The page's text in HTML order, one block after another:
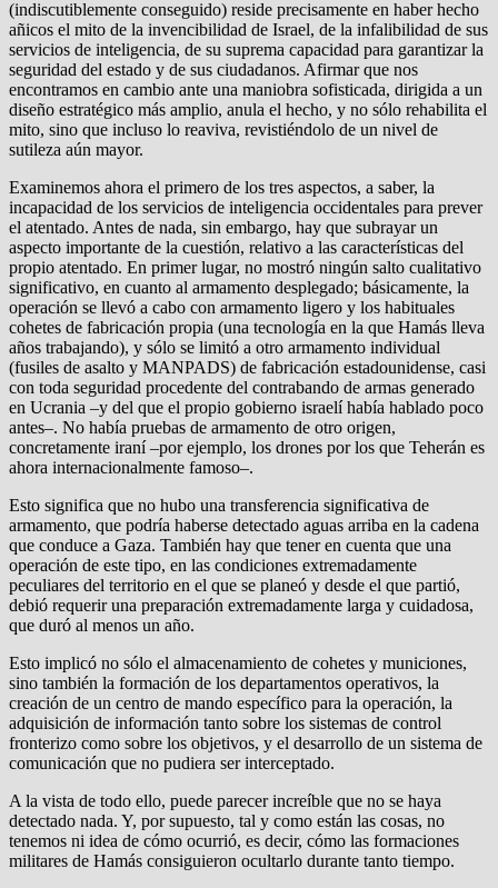
(indiscutiblemente conseguido) reside precisamente en haber hecho
añicos el mito de la invencibilidad de Israel, de la infalibilidad de sus
servicios de inteligencia, de su suprema capacidad para garantizar la
seguridad del estado y de sus ciudadanos. Afirmar que nos
encontramos en cambio ante una maniobra sofisticada, dirigida a un
diseño estratégico más amplio, anula el hecho, y no sólo rehabilita el
mito, sino que incluso lo reaviva, revistiéndolo de un nivel de
sutileza aún mayor.
Examinemos ahora el primero de los tres aspectos, a saber, la
incapacidad de los servicios de inteligencia occidentales para prever
el atentado. Antes de nada, sin embargo, hay que subrayar un
aspecto importante de la cuestión, relativo a las características del
propio atentado. En primer lugar, no mostró ningún salto cualitativo
significativo, en cuanto al armamento desplegado; básicamente, la
operación se llevó a cabo con armamento ligero y los habituales
cohetes de fabricación propia (una tecnología en la que Hamás lleva
años trabajando), y sólo se limitó a otro armamento individual
(fusiles de asalto y MANPADS) de fabricación estadounidense, casi
con toda seguridad procedente del contrabando de armas generado
en Ucrania –y del que el propio gobierno israelí había hablado poco
antes–. No había pruebas de armamento de otro origen,
concretamente iraní –por ejemplo, los drones por los que Teherán es
ahora internacionalmente famoso–.
Esto significa que no hubo una transferencia significativa de
armamento, que podría haberse detectado aguas arriba en la cadena
que conduce a Gaza. También hay que tener en cuenta que una
operación de este tipo, en las condiciones extremadamente
peculiares del territorio en el que se planeó y desde el que partió,
debió requerir una preparación extremadamente larga y cuidadosa,
que duró al menos un año.
Esto implicó no sólo el almacenamiento de cohetes y municiones,
sino también la formación de los departamentos operativos, la
creación de un centro de mando específico para la operación, la
adquisición de información tanto sobre los sistemas de control
fronterizo como sobre los objetivos, y el desarrollo de un sistema de
comunicación que no pudiera ser interceptado.
A la vista de todo ello, puede parecer increíble que no se haya
detectado nada. Y, por supuesto, tal y como están las cosas, no
tenemos ni idea de cómo ocurrió, es decir, cómo las formaciones
militares de Hamás consiguieron ocultarlo durante tanto tiempo.